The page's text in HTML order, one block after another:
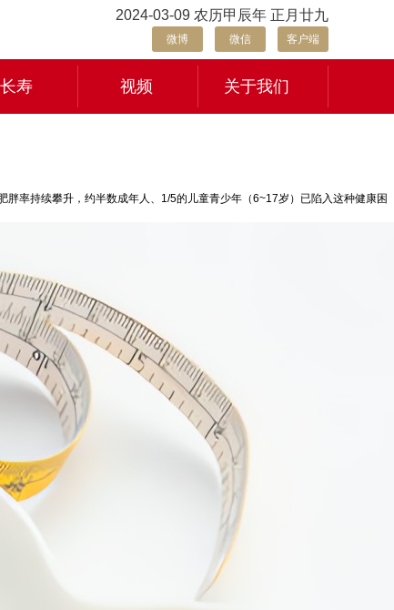
2024-03-09 农历甲辰年 正月廿九
微博 微信 客户端
长寿 视频 关于我们
率持续攀升，约半数成年人、1/5的儿童青少年（6~17岁）已陷入这种健康困